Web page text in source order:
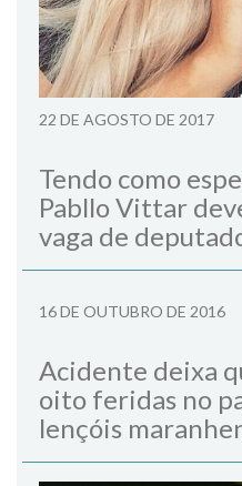
22 DE AGOSTO DE 2017
Tendo como
Pabllo Vittar
vaga de
16 DE OUTUBRO DE 2016
Acidente deixa
oito feridas no
lençóis